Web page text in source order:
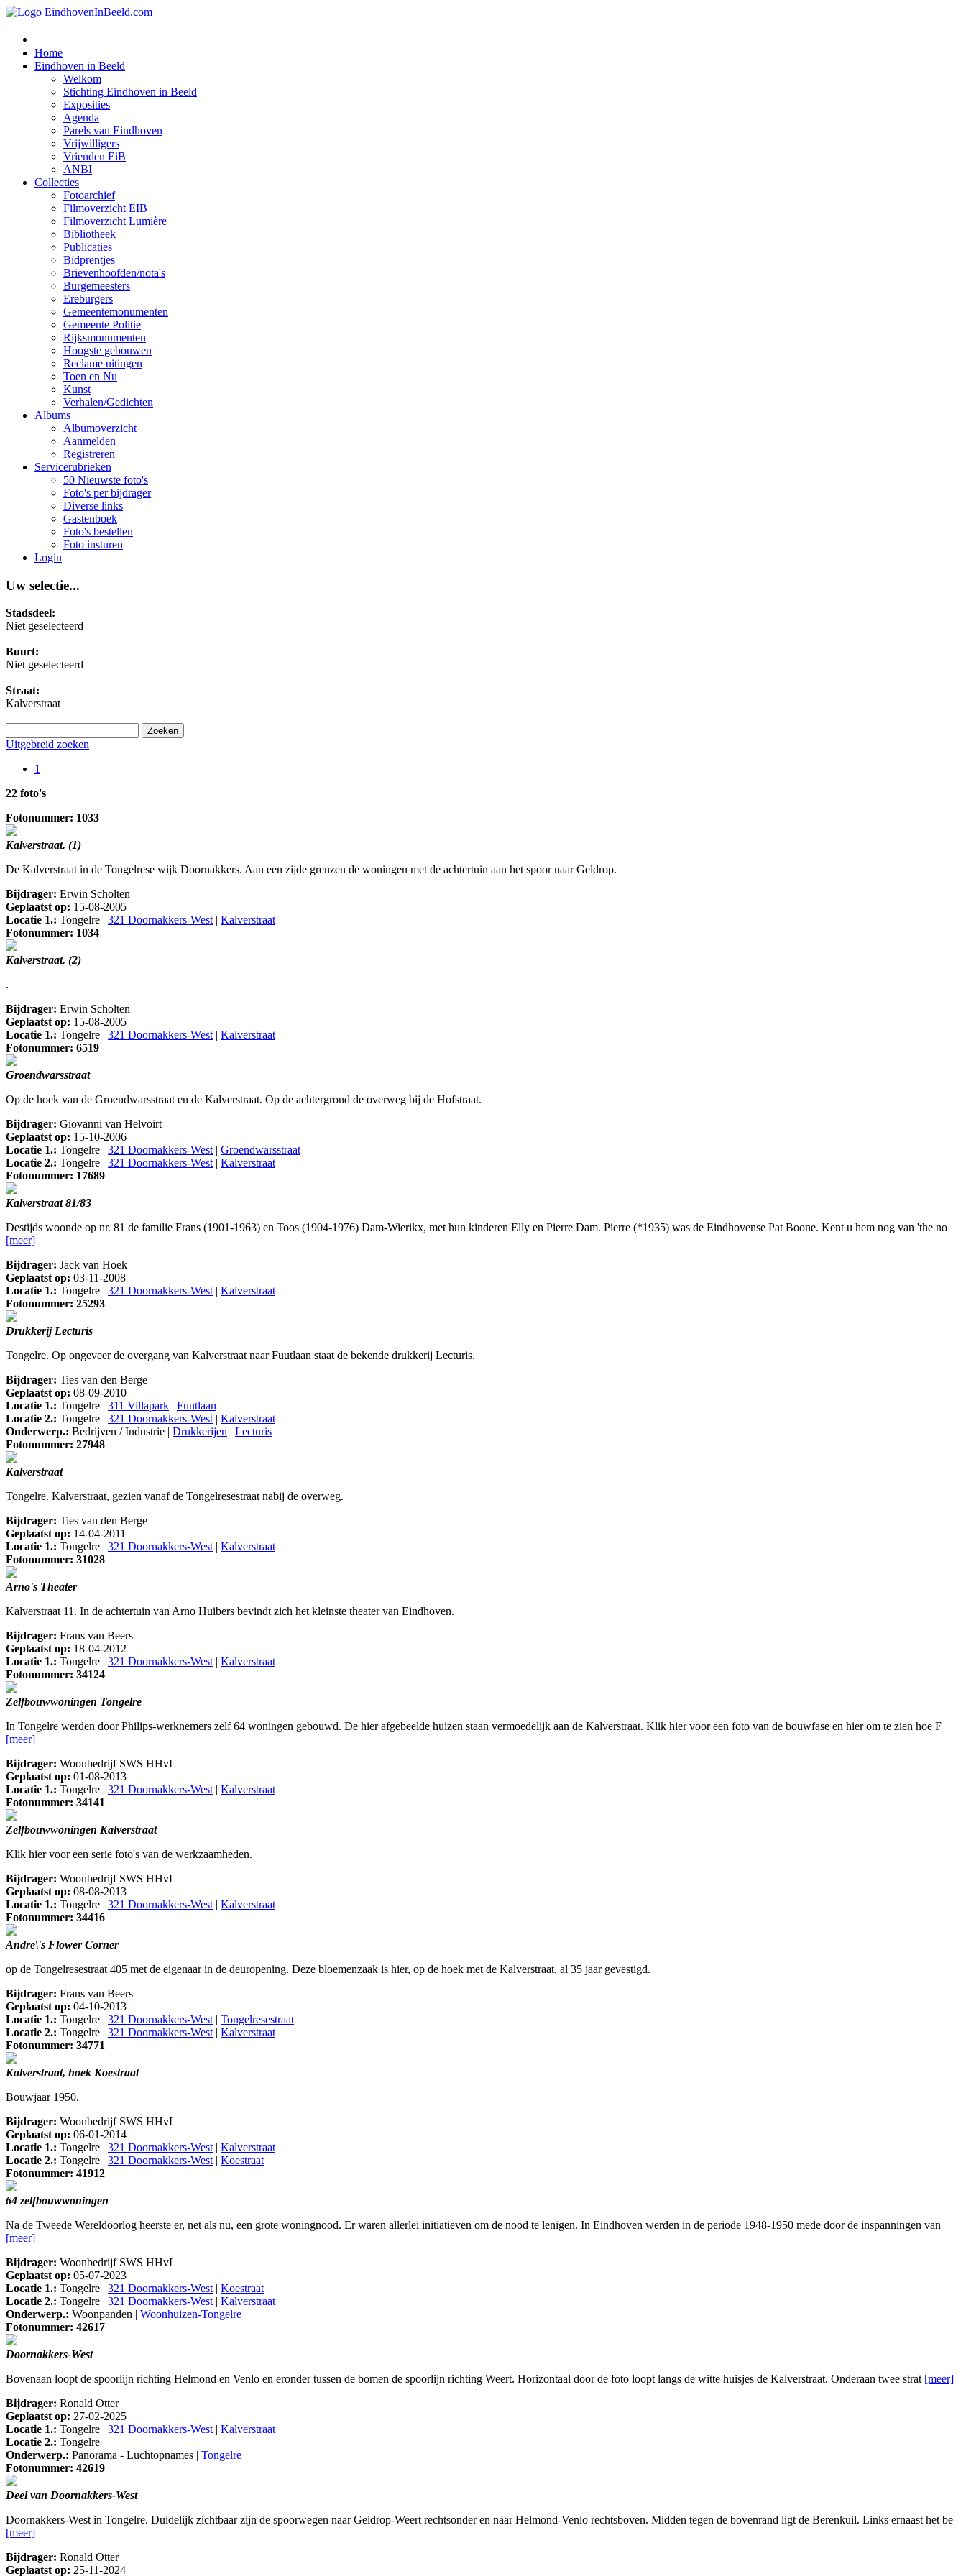
Home
Eindhoven in Beeld
Welkom
Stichting Eindhoven in Beeld
Exposities
Agenda
Parels van Eindhoven
Vrijwilligers
Vrienden EiB
ANBI
Collecties
Fotoarchief
Filmoverzicht EIB
Filmoverzicht Lumière
Bibliotheek
Publicaties
Bidprentjes
Brievenhoofden/nota's
Burgemeesters
Ereburgers
Gemeentemonumenten
Gemeente Politie
Rijksmonumenten
Hoogste gebouwen
Reclame uitingen
Toen en Nu
Kunst
Verhalen/Gedichten
Albums
Albumoverzicht
Aanmelden
Registreren
Servicerubrieken
50 Nieuwste foto's
Foto's per bijdrager
Diverse links
Gastenboek
Foto's bestellen
Foto insturen
Login
Uw selectie...
Stadsdeel:
Niet geselecteerd
Buurt:
Niet geselecteerd
Straat:
Kalverstraat
Uitgebreid zoeken
1
22 foto's
Fotonummer: 1033
Kalverstraat. (1)
De Kalverstraat in de Tongelrese wijk Doornakkers. Aan een zijde grenzen de woningen met de achtertuin aan het spoor naar Geldrop.
Bijdrager: Erwin Scholten
Geplaatst op: 15-08-2005
Locatie 1.: Tongelre | 321 Doornakkers-West| Kalverstraat
Fotonummer: 1034
Kalverstraat. (2)
.
Bijdrager: Erwin Scholten
Geplaatst op: 15-08-2005
Locatie 1.: Tongelre | 321 Doornakkers-West| Kalverstraat
Fotonummer: 6519
Groendwarsstraat
Op de hoek van de Groendwarsstraat en de Kalverstraat. Op de achtergrond de overweg bij de Hofstraat.
Bijdrager: Giovanni van Helvoirt
Geplaatst op: 15-10-2006
Locatie 1.: Tongelre | 321 Doornakkers-West| Groendwarsstraat
Locatie 2.: Tongelre | 321 Doornakkers-West| Kalverstraat
Fotonummer: 17689
Kalverstraat 81/83
Destijds woonde op nr. 81 de familie Frans (1901-1963) en Toos (1904-1976) Dam-Wierikx, met hun kinderen Elly en Pierre Dam. Pierre (*1935) was de Eindhovense Pat Boone. Kent u hem nog van 'the no
[meer]
Bijdrager: Jack van Hoek
Geplaatst op: 03-11-2008
Locatie 1.: Tongelre | 321 Doornakkers-West| Kalverstraat
Fotonummer: 25293
Drukkerij Lecturis
Tongelre. Op ongeveer de overgang van Kalverstraat naar Fuutlaan staat de bekende drukkerij Lecturis.
Bijdrager: Ties van den Berge
Geplaatst op: 08-09-2010
Locatie 1.: Tongelre | 311 Villapark | Fuutlaan
Locatie 2.: Tongelre | 321 Doornakkers-West| Kalverstraat
Onderwerp.: Bedrijven / Industrie | Drukkerijen | Lecturis
Fotonummer: 27948
Kalverstraat
Tongelre. Kalverstraat, gezien vanaf de Tongelresestraat nabij de overweg.
Bijdrager: Ties van den Berge
Geplaatst op: 14-04-2011
Locatie 1.: Tongelre | 321 Doornakkers-West| Kalverstraat
Fotonummer: 31028
Arno's Theater
Kalverstraat 11. In de achtertuin van Arno Huibers bevindt zich het kleinste theater van Eindhoven.
Bijdrager: Frans van Beers
Geplaatst op: 18-04-2012
Locatie 1.: Tongelre | 321 Doornakkers-West| Kalverstraat
Fotonummer: 34124
Zelfbouwwoningen Tongelre
In Tongelre werden door Philips-werknemers zelf 64 woningen gebouwd. De hier afgebeelde huizen staan vermoedelijk aan de Kalverstraat. Klik hier voor een foto van de bouwfase en hier om te zien hoe F
[meer]
Bijdrager: Woonbedrijf SWS HHvL
Geplaatst op: 01-08-2013
Locatie 1.: Tongelre | 321 Doornakkers-West| Kalverstraat
Fotonummer: 34141
Zelfbouwwoningen Kalverstraat
Klik hier voor een serie foto's van de werkzaamheden.
Bijdrager: Woonbedrijf SWS HHvL
Geplaatst op: 08-08-2013
Locatie 1.: Tongelre | 321 Doornakkers-West| Kalverstraat
Fotonummer: 34416
Andre\'s Flower Corner
op de Tongelresestraat 405 met de eigenaar in de deuropening. Deze bloemenzaak is hier, op de hoek met de Kalverstraat, al 35 jaar gevestigd.
Bijdrager: Frans van Beers
Geplaatst op: 04-10-2013
Locatie 1.: Tongelre | 321 Doornakkers-West| Tongelresestraat
Locatie 2.: Tongelre | 321 Doornakkers-West| Kalverstraat
Fotonummer: 34771
Kalverstraat, hoek Koestraat
Bouwjaar 1950.
Bijdrager: Woonbedrijf SWS HHvL
Geplaatst op: 06-01-2014
Locatie 1.: Tongelre | 321 Doornakkers-West| Kalverstraat
Locatie 2.: Tongelre | 321 Doornakkers-West| Koestraat
Fotonummer: 41912
64 zelfbouwwoningen
Na de Tweede Wereldoorlog heerste er, net als nu, een grote woningnood. Er waren allerlei initiatieven om de nood te lenigen. In Eindhoven werden in de periode 1948-1950 mede door de inspanningen van
[meer]
Bijdrager: Woonbedrijf SWS HHvL
Geplaatst op: 05-07-2023
Locatie 1.: Tongelre | 321 Doornakkers-West| Koestraat
Locatie 2.: Tongelre | 321 Doornakkers-West| Kalverstraat
Onderwerp.: Woonpanden | Woonhuizen-Tongelre
Fotonummer: 42617
Doornakkers-West
Bovenaan loopt de spoorlijn richting Helmond en Venlo en eronder tussen de bomen de spoorlijn richting Weert. Horizontaal door de foto loopt langs de witte huisjes de Kalverstraat. Onderaan twee strat [meer]
Bijdrager: Ronald Otter
Geplaatst op: 27-02-2025
Locatie 1.: Tongelre | 321 Doornakkers-West| Kalverstraat
Locatie 2.: Tongelre
Onderwerp.: Panorama - Luchtopnames | Tongelre
Fotonummer: 42619
Deel van Doornakkers-West
Doornakkers-West in Tongelre. Duidelijk zichtbaar zijn de spoorwegen naar Geldrop-Weert rechtsonder en naar Helmond-Venlo rechtsboven. Midden tegen de bovenrand ligt de Berenkuil. Links ernaast het be
[meer]
Bijdrager: Ronald Otter
Geplaatst op: 25-11-2024